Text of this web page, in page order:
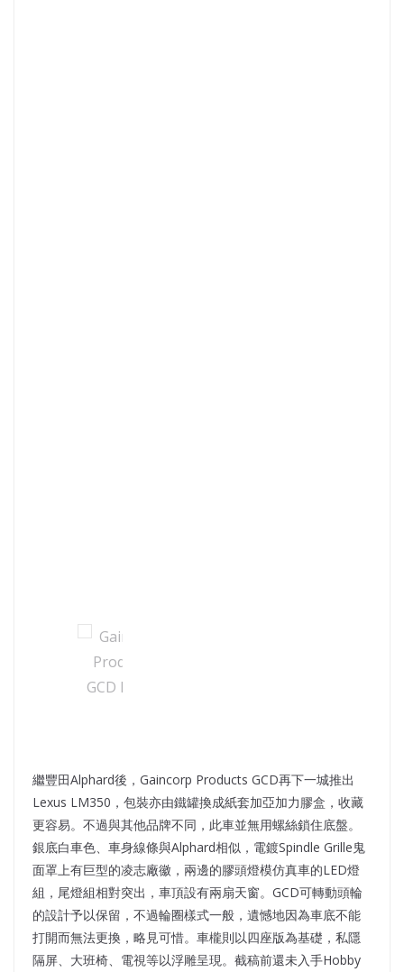
繼豐田Alphard後，Gaincorp Products GCD再下一城推出
Lexus LM350，包裝亦由鐵罐換成紙套加亞加力膠盒，收藏
更容易。不過與其他品牌不同，此車並無用螺絲鎖住底盤。
銀底白車色、車身線條與Alphard相似，電鍍Spindle Grille鬼
面罩上有巨型的凌志廠徽，兩邊的膠頭燈模仿真車的LED燈
組，尾燈組相對突出，車頂設有兩扇天窗。GCD可轉動頭輪
的設計予以保留，不過輪圈樣式一般，遺憾地因為車底不能
打開而無法更換，略見可惜。車櫳則以四座版為基礎，私隱
隔屏、大班椅、電視等以浮雕呈現。截稿前還未入手Hobby